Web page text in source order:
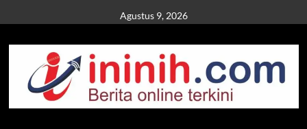
to
content
Agustus 9, 2026